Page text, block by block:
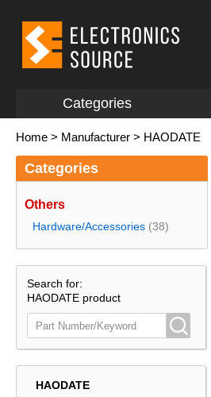
Categories
Home > Manufacturer > HAODATE
Categories
Others
Hardware/Accessories (38)
Search for:
HAODATE product
HAODATE